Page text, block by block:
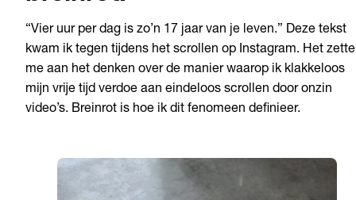
“Vier uur per dag is zo’n 17 jaar van je leven.” Deze tekst
kwam ik tegen tijdens het scrollen op Instagram. Het zette
me aan het denken over de manier waarop ik klakkeloos
mijn vrije tijd verdoe aan eindeloos scrollen door onzin
video’s. Breinrot is hoe ik dit fenomeen definieer.